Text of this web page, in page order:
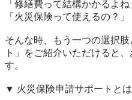
「修繕費って結構かかるよね
「火災保険って使えるの？」
そんな時、もう一つの選択
ト」をご紹介いただけると
す。
▼ 火災保険申請サポートとは